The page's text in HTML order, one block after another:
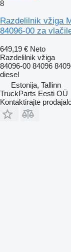
8
Razdelilnik vžiga
84096-00 za
649,19 € Neto
Razdelilnik vžiga
84096-00 84096
diesel
Estonija, Tallinn
TruckParts Eesti OÜ
Kontaktirajte